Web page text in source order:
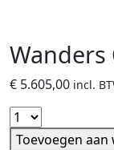
Wanders
€ 5.605,00 incl.
Toevoegen